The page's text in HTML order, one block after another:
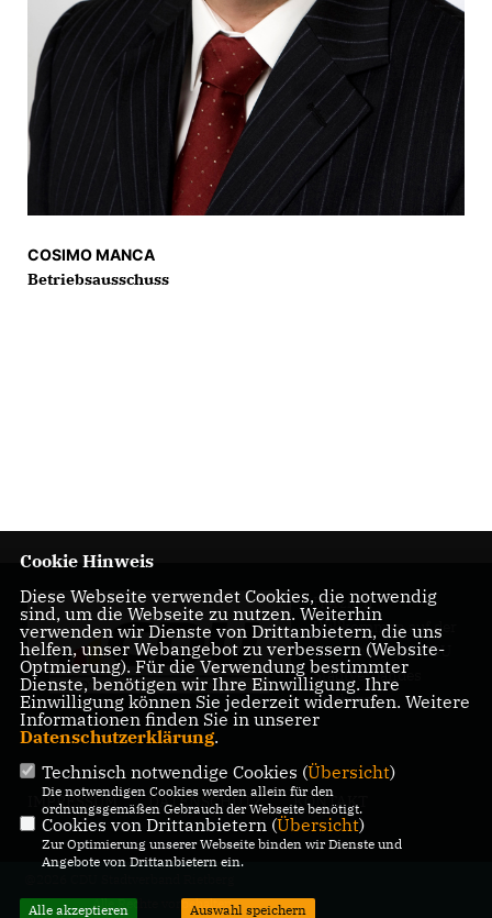
COSIMO MANCA
Betriebsausschuss
Herzlich
Willkommen auf der
Homepage des CDU
Stadtverbandes
Rietberg
IMPRESSUM DATENSCHUTZ KONTAKT
Alle Rechte vorbehalten.
Cookie Hinweis
Diese Webseite verwendet Cookies, die notwendig
sind, um die Webseite zu nutzen. Weiterhin
verwenden wir Dienste von Drittanbietern, die uns
helfen, unser Webangebot zu verbessern (Website-
Optmierung). Für die Verwendung bestimmter
Dienste, benötigen wir Ihre Einwilligung. Ihre
Einwilligung können Sie jederzeit widerrufen. Weitere
Informationen finden Sie in unserer
Datenschutzerklärung.
Technisch notwendige Cookies (Übersicht)
Die notwendigen Cookies werden allein für den
ordnungsgemäßen Gebrauch der Webseite benötigt.
Cookies von Drittanbietern (Übersicht)
Zur Optimierung unserer Webseite binden wir Dienste und
Angebote von Drittanbietern ein.
Alle akzeptieren Auswahl speichern